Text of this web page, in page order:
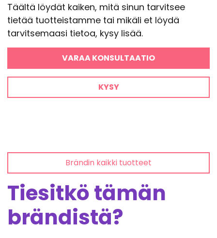
Täältä löydät kaiken, mitä sinun tarvitsee
tietää tuotteistamme tai mikäli et löydä
tarvitsemaasi tietoa, kysy lisää.
VARAA KONSULTAATIO
KYSY
Brändin kaikki tuotteet
Tiesitkö tämän
brändistä?